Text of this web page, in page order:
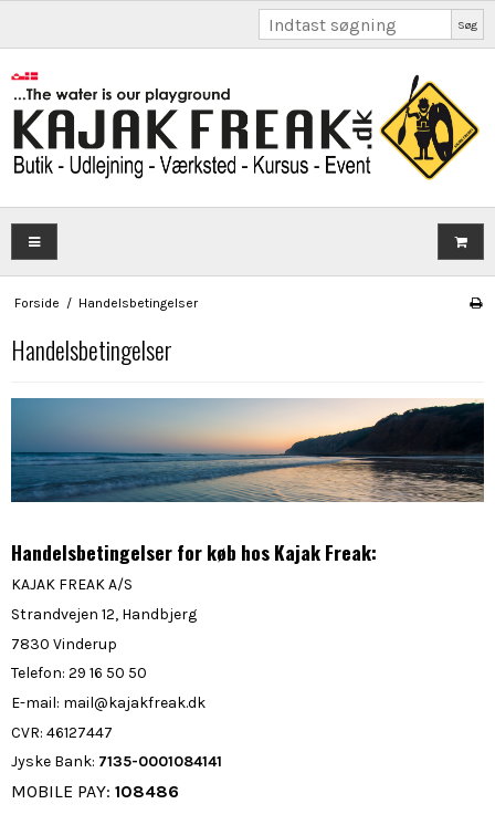
Søg
Forside / Handelsbetingelser
Handelsbetingelser
Handelsbetingelser for køb hos Kajak Freak:
KAJAK FREAK A/S
Strandvejen 12, Handbjerg
7830 Vinderup
Telefon: 29 16 50 50
E-mail: mail@kajakfreak.dk
CVR: 46127447
Jyske Bank: 7135-0001084141
MOBILE PAY: 108486